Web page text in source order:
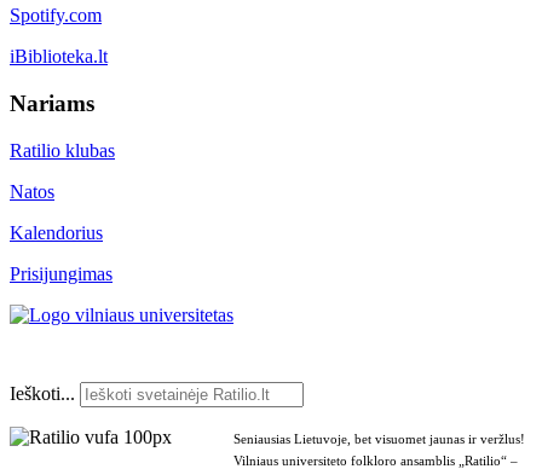
Spotify.com
iBiblioteka.lt
Nariams
Ratilio klubas
Natos
Kalendorius
Prisijungimas
Ieškoti...
Seniausias Lietuvoje, bet visuomet jaunas ir veržlus!
Vilniaus universiteto folkloro ansamblis „Ratilio“ –